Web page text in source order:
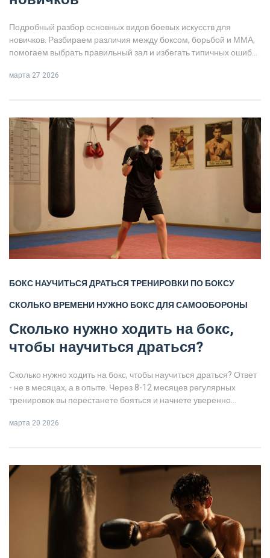
Подробный разбор основных видов боевых искусств для
новичков. Разбираем различия между боксом, борьбой и ММА,
помогаем выбрать правильный зал и избегать типичных ошибок
марта 27 2026
БОКСНАУЧИТЬСЯ ДРАТЬСЯТРЕНИРОВКИ ПО БОКСУ
СКОЛЬКО ВРЕМЕНИ НУЖНОБОКС ДЛЯ САМООБОРОНЫ
Сколько нужно ходить на бокс,
чтобы научиться драться?
Сколько нужно ходить на бокс, чтобы научиться драться? Ответ
- не в месяцах, а в опыте. Через 8-12 месяцев регулярных
тренировок вы перестанете бояться и начнете уверенно
марта 20 2026